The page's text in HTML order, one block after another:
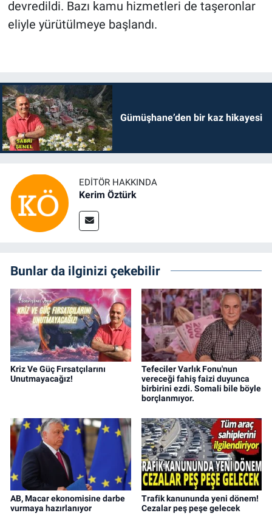
devredildi. Bazı kamu hizmetleri de taşeronlar
eliyle yürütülmeye başlandı.
Gümüşhane’den bir kaz hikayesi
EDITÖR HAKKINDA
Kerim Öztürk
Bunlar da ilginizi çekebilir
Kriz Ve Güç Fırsatçılarını
Unutmayacağız!
Tefeciler Varlık Fonu'nun
vereceği fahiş faizi duyunca
birbirini ezdi. Somali bile böyle
borçlanmıyor.
AB, Macar ekonomisine darbe
vurmaya hazırlanıyor
Trafik kanununda yeni dönem!
Cezalar peş peşe gelecek